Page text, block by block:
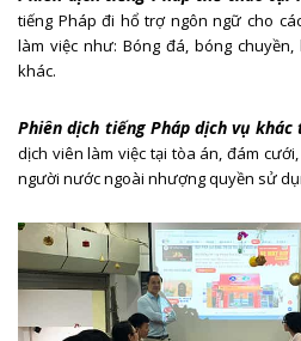
tiếng Pháp đi hổ trợ ngôn ngữ cho
làm việc như: Bóng đá, bóng
khác.
Phiên dịch tiếng Pháp dịch vụ khác
dịch viên làm việc tại tòa án, đám
người nước ngoài nhượng quyền sử